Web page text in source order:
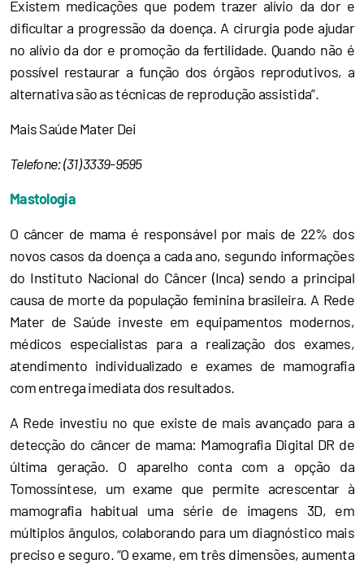
Existem medicações que podem trazer alívio da dor e
dificultar a progressão da doença. A cirurgia pode ajudar
no alívio da dor e promoção da fertilidade. Quando não é
possível restaurar a função dos órgãos reprodutivos, a
alternativa são as técnicas de reprodução assistida”.
Mais Saúde Mater Dei
Telefone: (31) 3339-9595
Mastologia
O câncer de mama é responsável por mais de 22% dos
novos casos da doença a cada ano, segundo informações
do Instituto Nacional do Câncer (Inca) sendo a principal
causa de morte da população feminina brasileira. A Rede
Mater de Saúde investe em equipamentos modernos,
médicos especialistas para a realização dos exames,
atendimento individualizado e exames de mamografia
com entrega imediata dos resultados.
A Rede investiu no que existe de mais avançado para a
detecção do câncer de mama: Mamografia Digital DR de
última geração. O aparelho conta com a opção da
Tomossíntese, um exame que permite acrescentar à
mamografia habitual uma série de imagens 3D, em
múltiplos ângulos, colaborando para um diagnóstico mais
preciso e seguro. “O exame, em três dimensões, aumenta